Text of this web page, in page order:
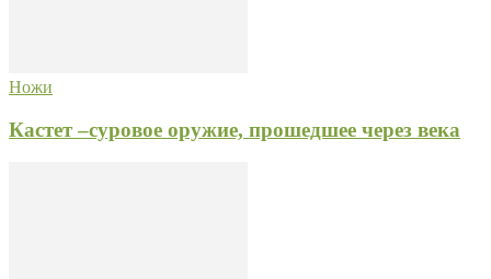
Ножи
Кастет –суровое оружие, прошедшее через века